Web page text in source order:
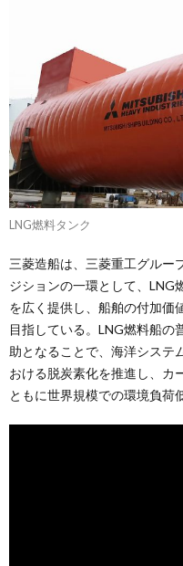
LNG燃料タンク
三菱造船は、三菱重工グルー
ジションの一環として、LNG
を広く提供し、船舶の付加価
目指している。LNG燃料船の
助となることで、海洋システ
おける脱炭素化を推進し、カ
ともに世界規模での環境負荷